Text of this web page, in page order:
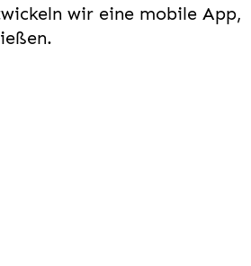
wir eine mobile App,